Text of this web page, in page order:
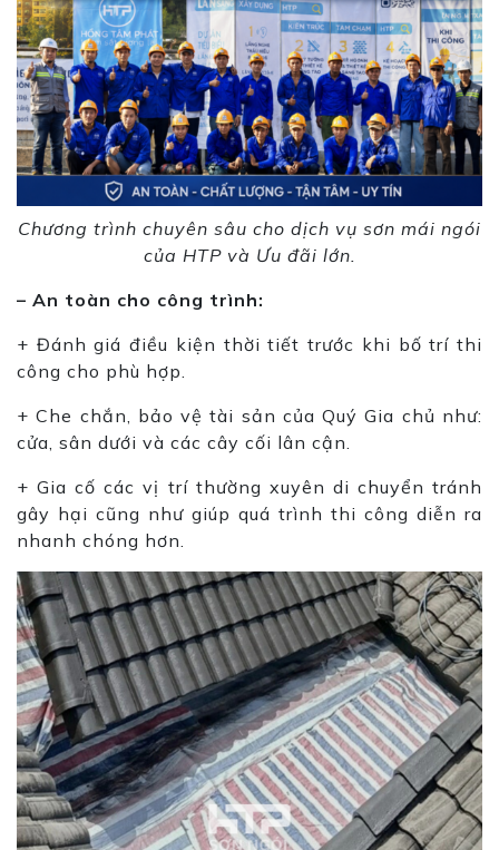
Chương trình chuyên sâu cho dịch vụ sơn mái ngói
của HTP và Ưu đãi lớn.
– An toàn cho công trình:
+ Đánh giá điều kiện thời tiết trước khi bố trí thi
công cho phù hợp.
+ Che chắn, bảo vệ tài sản của Quý Gia chủ như:
cửa, sân dưới và các cây cối lân cận.
+ Gia cố các vị trí thường xuyên di chuyển tránh
gây hại cũng như giúp quá trình thi công diễn ra
nhanh chóng hơn.